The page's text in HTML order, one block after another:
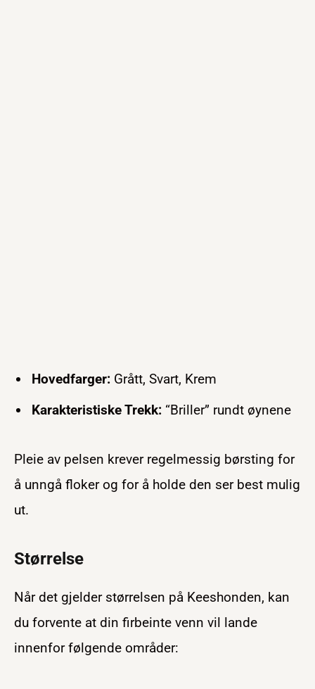
Hovedfarger: Grått, Svart, Krem
Karakteristiske Trekk: “Briller” rundt øynene
Pleie av pelsen krever regelmessig børsting for
å unngå floker og for å holde den ser best mulig
ut.
Størrelse
Når det gjelder størrelsen på Keeshonden, kan
du forvente at din firbeinte venn vil lande
innenfor følgende områder: